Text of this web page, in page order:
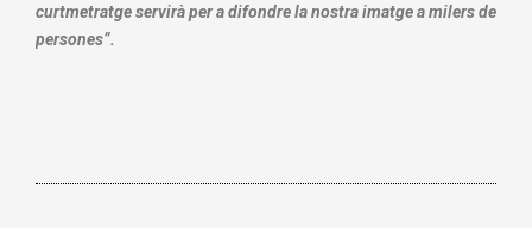
curtmetratge servirà per a difondre la nostra imatge a milers de
persones”.